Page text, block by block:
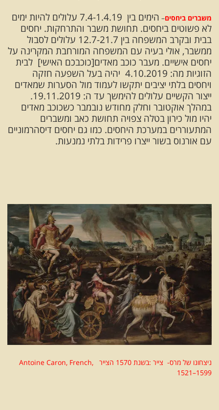
משברים ביחסים–
הימים בין 7.4-1.4.19 עלולים להיות ימים
לא פשוטים ביחסים. תחושת משבר והתרחקות. יחסים
בבית ובקרב המשפחה בין 12.7-21.7 עלולים לסבול
ממשבר, אולי בעיה עם המשפחה המורחבת המקרינה על
יחסים אישיים. מעבר כוכב מאדים[כוכבכם האישי] לבית
הזוגיות מה: 4.10.2019 יהיה בעל השפעה חזקה
ויחסים בלתי יציבים יתקשו לעמוד מול הסערות שמאדים
ייצור הקשיים עלולים להימשך עד ה: 19.11.2019.
במהלך אוקטובר וחלק מחודש נובמבר כשכוכב מאדים
יהיו מול כירון בטלה צפויה תחושת כאב ומשברים
המתעוררים במערכת היחסים. כמו גם יחסים דיסהרמוניים
עם אורנוס בשור ייצרו פרידות בלתי נמנעות.
ניצחונו של מרס- צייר :בשנת 1570 הצייר Antoine Caron, French,
1521–1599